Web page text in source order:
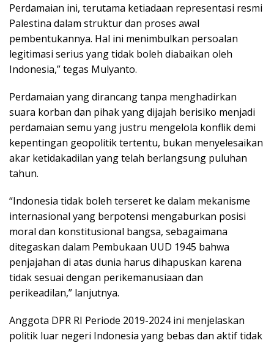
Perdamaian ini, terutama ketiadaan representasi resmi
Palestina dalam struktur dan proses awal
pembentukannya. Hal ini menimbulkan persoalan
legitimasi serius yang tidak boleh diabaikan oleh
Indonesia,” tegas Mulyanto.
Perdamaian yang dirancang tanpa menghadirkan
suara korban dan pihak yang dijajah berisiko menjadi
perdamaian semu yang justru mengelola konflik demi
kepentingan geopolitik tertentu, bukan menyelesaikan
akar ketidakadilan yang telah berlangsung puluhan
tahun.
“Indonesia tidak boleh terseret ke dalam mekanisme
internasional yang berpotensi mengaburkan posisi
moral dan konstitusional bangsa, sebagaimana
ditegaskan dalam Pembukaan UUD 1945 bahwa
penjajahan di atas dunia harus dihapuskan karena
tidak sesuai dengan perikemanusiaan dan
perikeadilan,” lanjutnya.
Anggota DPR RI Periode 2019-2024 ini menjelaskan
politik luar negeri Indonesia yang bebas dan aktif tidak